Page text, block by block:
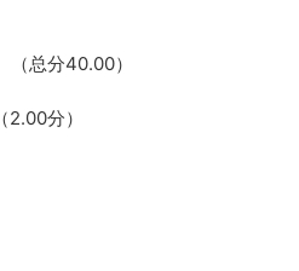
（总分40.00）
分）